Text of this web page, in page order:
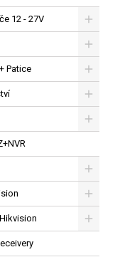
12 - 27V
Patice